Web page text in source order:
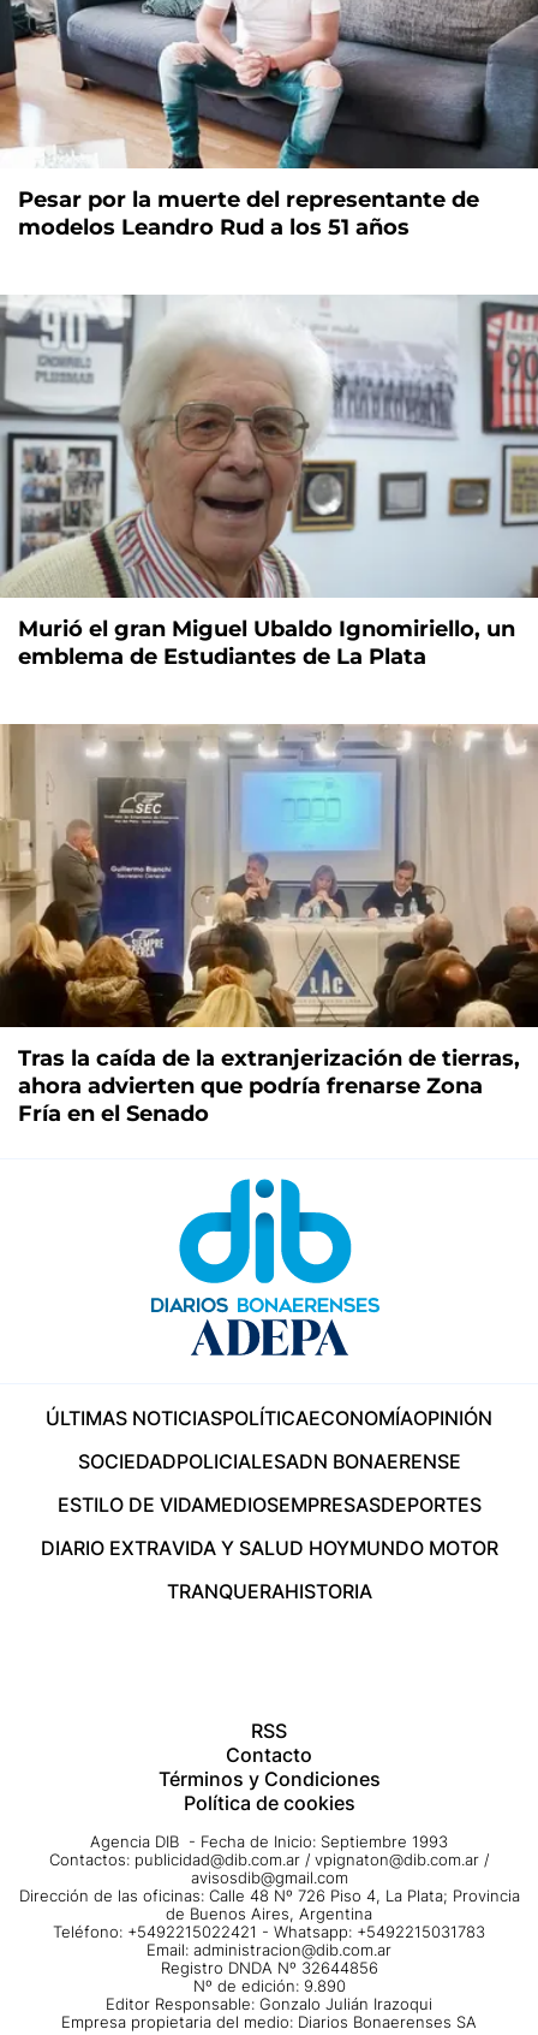
Pesar por la muerte del representante de
modelos Leandro Rud a los 51 años
Murió el gran Miguel Ubaldo Ignomiriello, un
emblema de Estudiantes de La Plata
Tras la caída de la extranjerización de tierras,
ahora advierten que podría frenarse Zona
Fría en el Senado
ÚLTIMAS NOTICIASPOLÍTICAECONOMÍAOPINIÓN
SOCIEDADPOLICIALESADN BONAERENSE
ESTILO DE VIDAMEDIOSEMPRESASDEPORTES
DIARIO EXTRAVIDA Y SALUD HOYMUNDO MOTOR
TRANQUERAHISTORIA
RSS
Contacto
Términos y Condiciones
Política de cookies
Agencia DIB - Fecha de Inicio: Septiembre 1993
Contactos: publicidad@dib.com.ar / vpignaton@dib.com.ar /
avisosdib@gmail.com
Dirección de las oficinas: Calle 48 Nº 726 Piso 4, La Plata; Provincia
de Buenos Aires, Argentina
Teléfono: +5492215022421 - Whatsapp: +5492215031783
Email: administracion@dib.com.ar
Registro DNDA Nº 32644856
Nº de edición: 9.890
Editor Responsable: Gonzalo Julián Irazoqui
Empresa propietaria del medio: Diarios Bonaerenses SA